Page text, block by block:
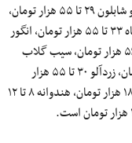
قیمت هر کیلو آلو قطره طلا ۲۷ تا ۴۹ هزار تومان، آلو شابلون ۲۹ تا ۵۵ هزار تومان،
هر کیلو آلبالو رسمی ۴۰ تا ۵۸ هزار تومان، انجیر سیاه ۳۳ تا ۵۵ هزار تومان، انگور
عسگری ۳۸ تا ۵۵ هزار تومان، انگور بی دانه ۳۷ تا ۵۶ هزار تومان، سیب گلاب
۴۵ تا ۷۰ هزار تومان، هلو انجیری ۳۵ تا ۶۵ هزار تومان، زردآلو ۳۰ تا ۵۵ هزار
تومان، شلیل شبرنگ ۳۰ تا ۶۰ هزار تومان، خیار ۱۱ تا ۱۸ هزار تومان، هندوانه ۸ تا ۱۲